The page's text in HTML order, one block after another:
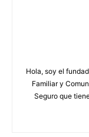
Hola, soy el
Familiar y
Seguro que